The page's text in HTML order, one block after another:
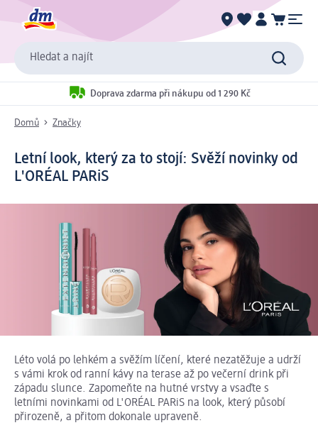
Hledat a najít
Doprava zdarma při nákupu od 1 290 Kč
Domů Značky
Letní look, který za to stojí: Svěží novinky od
L'ORÉAL PARiS
Léto volá po lehkém a svěžím líčení, které nezatěžuje a udrží
s vámi krok od ranní kávy na terase až po večerní drink při
západu slunce. Zapomeňte na hutné vrstvy a vsaďte s
letními novinkami od L'ORÉAL PARiS na look, který působí
přirozeně, a přitom dokonale upraveně.